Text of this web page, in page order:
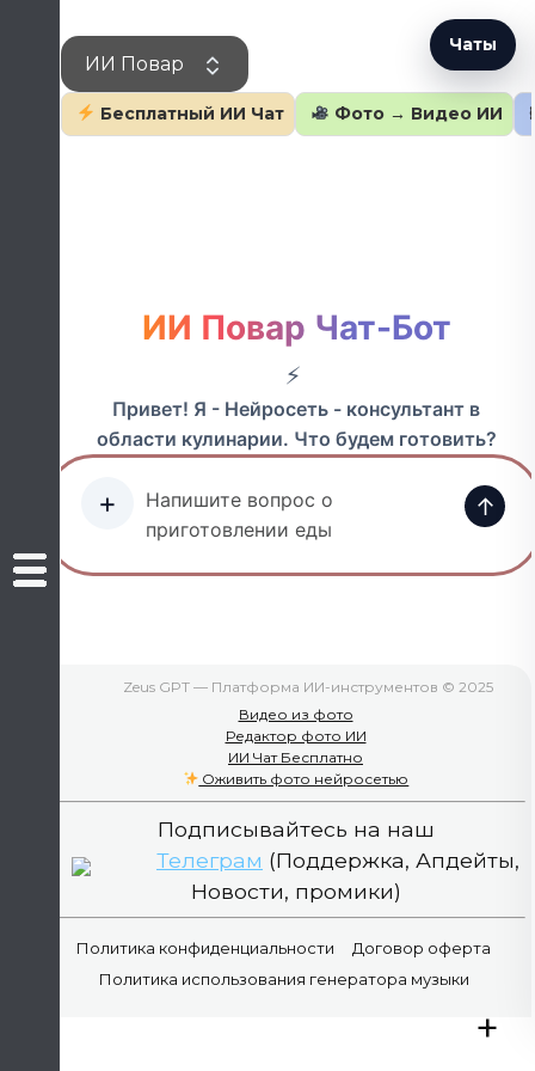
содержаниюИИ Повар
Бесплатный ИИ Чат Фото → Видео ИИ
Чаты
ИИ Повар Чат-Бот
Привет! Я - Нейросеть - консультант в
области кулинарии. Что будем готовить?
+ ↑
Zeus GPT — Платформа ИИ-инструментов © 2025
Видео из фото
Редактор фото ИИ
ИИ Чат Бесплатно
Оживить фото нейросетью
Подписывайтесь на наш
Телеграм (Поддержка, Апдейты,
Новости, промики)
Политика конфиденциальности
Договор оферта
Политика использования генератора музыки
+